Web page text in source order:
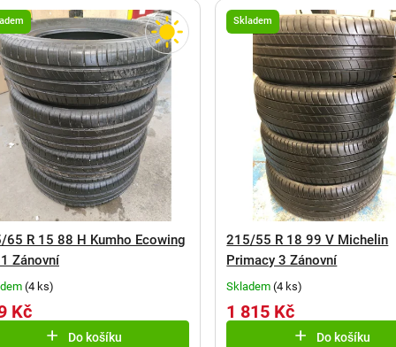
65 R 15 88 H Kumho Ecowing
Zánovní
(4 ks)
Kč
Do košíku
Skladem
215/55 R 18 99 V Michelin
Primacy 3 Zánovní
Skladem(4 ks)
1 815 Kč
Do košíku